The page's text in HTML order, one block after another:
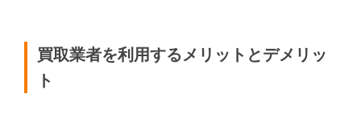
買取業者を利用するメリットとデメリッ
ト